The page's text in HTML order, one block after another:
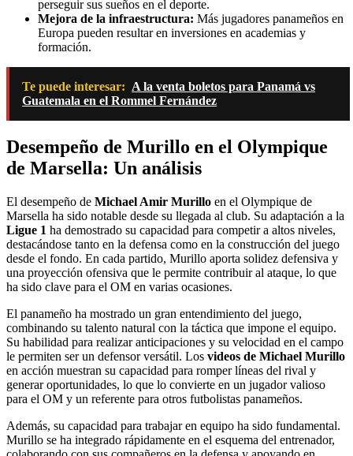
perseguir sus sueños en el deporte.
Mejora de la infraestructura: Más jugadores panameños en
Europa pueden resultar en inversiones en academias y
formación.
Te puede interesar: A la venta boletos para Panamá vs
Guatemala en el Rommel Fernández
Desempeño de Murillo en el Olympique
de Marsella: Un análisis
El desempeño de Michael Amir Murillo en el Olympique de
Marsella ha sido notable desde su llegada al club. Su adaptación a la
Ligue 1 ha demostrado su capacidad para competir a altos niveles,
destacándose tanto en la defensa como en la construcción del juego
desde el fondo. En cada partido, Murillo aporta solidez defensiva y
una proyección ofensiva que le permite contribuir al ataque, lo que
ha sido clave para el OM en varias ocasiones.
El panameño ha mostrado un gran entendimiento del juego,
combinando su talento natural con la táctica que impone el equipo.
Su habilidad para realizar anticipaciones y su velocidad en el campo
le permiten ser un defensor versátil. Los videos de Michael Murillo
en acción muestran su capacidad para romper líneas del rival y
generar oportunidades, lo que lo convierte en un jugador valioso
para el OM y un referente para otros futbolistas panameños.
Además, su capacidad para trabajar en equipo ha sido fundamental.
Murillo se ha integrado rápidamente en el esquema del entrenador,